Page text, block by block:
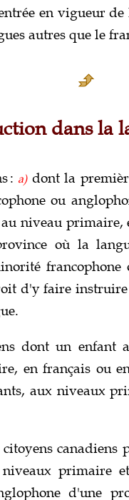
en vigueur
autres que le
dans la
: a)dont la
ou
niveau primaire,
où la
d'y faire
dont un
en français ou
aux niveaux
canadiens
primaire
d'une